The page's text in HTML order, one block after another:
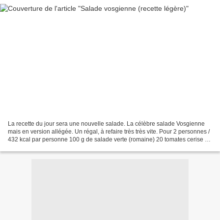
La recette du jour sera une nouvelle salade. La célèbre salade Vosgienne
mais en version allégée. Un régal, à refaire très très vite. Pour 2 personnes /
432 kcal par personne 100 g de salade verte (romaine) 20 tomates cerise 6